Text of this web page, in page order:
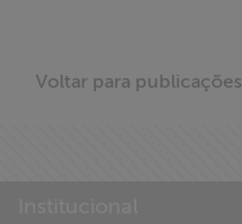
Voltar para publicações